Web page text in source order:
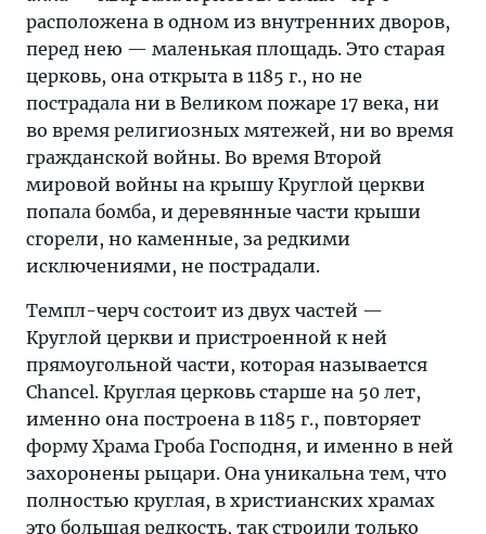
расположена в одном из внутренних дворов,
перед нею — маленькая площадь. Это старая
церковь, она открыта в 1185 г., но не
пострадала ни в Великом пожаре 17 века, ни
во время религиозных мятежей, ни во время
гражданской войны. Во время Второй
мировой войны на крышу Круглой церкви
попала бомба, и деревянные части крыши
сгорели, но каменные, за редкими
исключениями, не пострадали.
Темпл-черч состоит из двух частей —
Круглой церкви и пристроенной к ней
прямоугольной части, которая называется
Chancel. Круглая церковь старше на 50 лет,
именно она построена в 1185 г., повторяет
форму Храма Гроба Господня, и именно в ней
захоронены рыцари. Она уникальна тем, что
полностью круглая, в христианских храмах
это большая редкость, так строили только